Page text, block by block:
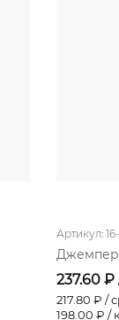
Артикул: 16-
Джемпер
237.60 ₽
217.80 ₽ /
198.00 ₽ /